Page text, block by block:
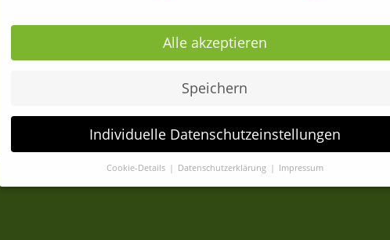
ADR Gefahrengutlenkerkurse
C95 Weiterbildung
Kontakt
Alle akzeptieren
Speichern
Individuelle Datenschutzeinstellungen
Cookie-Details Datenschutzerklärung Impressum
Datenschutzeinstellungen